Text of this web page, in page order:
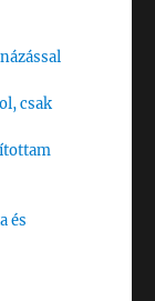
csak
és